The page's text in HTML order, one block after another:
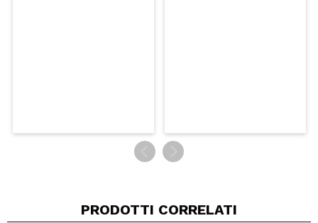
PRODOTTI CORRELATI